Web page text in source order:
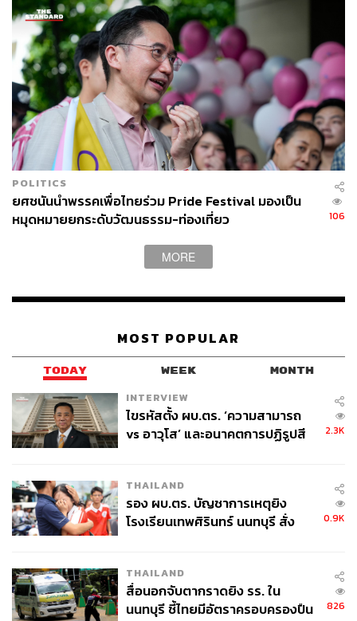
หลักการที่ 5 ให้บุคคลทั้งสองคน ทั้งคู่รักต่างเพศ คู่รักเพศ
เดียวกัน และคู่รักเพศหลากหลาย ที่จดทะเบียนสมรสเป็นคู่
สมรสตามกฎหมาย สามารถรับผู้เยาว์เป็นบุตรบุญธรรมร่วม
กันได้ตามประมวลกฎหมายแพ่งและพาณิชย์ มีสิทธิหน้าที่
ของบิดา มารดา และบุพการี
และหลักการสุดท้าย ให้บุคคลสองคน ทั้งคู่รักต่างเพศ คู่รัก
เพศเดียวกัน และคู่รักเพศหลากหลาย ซึ่งจดทะเบียนสมรสเป็น
คู่สมรสที่ชอบด้วยกฎหมาย มีสิทธิหน้าที่ต่างๆ เช่นเดียวกับคู่
สมรสชายและหญิง
และบัญญัติให้คู่สมรสเพศเดียวกันที่จดทะเบียนสมรสตาม
ประมวลกฎหมายแพ่งและพาณิชย์ถือเป็นคู่สมรสที่ชอบด้วย
บัญญัติ กฎกระทรวง และอื่นๆ ที่บัญญัติให้สิทธิแก่สามีภรรยา
บุพการีตามมาตรา 1598/42 และมาตรา 1598/43
“หากรัฐสภาโปรดรับร่างหลักการ พ.ร.บ.สมรสเท่าเทียม ภาค
ประชาชน รัฐสภาแห่งนี้ไม่เพียงแต่จะมอบความสุขให้แก่คู่รัก
ที่เป็นคู่รักเพศเดียวกันและคู่รักเพศหลากหลายเท่านั้น แต่
รัฐสภายังจะมอบความสุขให้คนที่เป็นพ่อ คนที่เป็นแม่ คนที่
เป็นคนรอบข้างคน นั่นถึงจะเป็นของขวัญรับปีใหม่ 2567 ให้
ประชาชนนี้” ณชเลกล่าว
ด้าน นัยนา สุภาพึ่ง กล่าวว่า ที่สำคัญคือร่างดังกล่าวต้องเป็น
กฎหมายรองต้องมีการระบุให้ชัดเจน เช่น คำว่าบุพการี ผู้
ปกครอง ต้องหมายถึงคู่รักเพศเดียวกัน คู่รักเพศหลากหลาย
ด้วย
POLITICS
ยศชนันนำพรรคเพื่อไทยร่วม Pride Festival มองเป็น
หมุดหมายยกระดับวัฒนธรรม-ท่องเที่ยว
106
MORE
MOST POPULAR
TODAY WEEK MONTH
INTERVIEW
ไขรหัสตั้ง ผบ.ตร. ‘ความสามารถ
vs อาวุโส’ และอนาคตการปฏิรูปสี
2.3K
THAILAND
รอง ผบ.ตร. บัญชาการเหตุยิง
โรงเรียนเทพศิรินทร์ นนทบุรี สั่ง
0.9K
THAILAND
สื่อนอกจับตากราดยิง รร. ใน
นนทบุรี ชี้ไทยมีอัตราครอบครองปืน
826